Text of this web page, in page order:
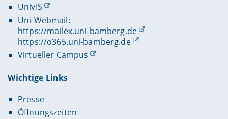
UnivIS
Uni-Webmail:
https://mailex.uni-bamberg.de
https://o365.uni-bamberg.de
Virtueller Campus
Wichtige Links
Presse
Öffnungszeiten